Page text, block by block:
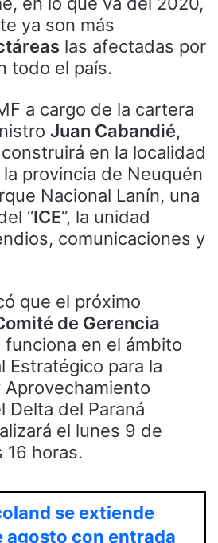
ya son más
las afectadas por
todo el país.
a cargo de la cartera
Juan Cabandié,
en la localidad
la provincia de Neuquén
Nacional Lanín, una
“ICE”, la unidad
comunicaciones y
que el próximo
de Gerencia
funciona en el ámbito
Estratégico para la
Delta del Paraná
el lunes 9 de
16 horas.
se extiende
agosto con entrada